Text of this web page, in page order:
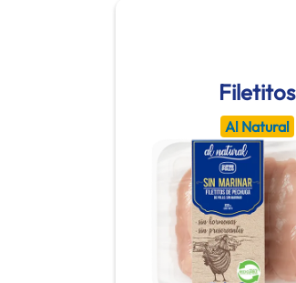
Filetitos
Al Natural